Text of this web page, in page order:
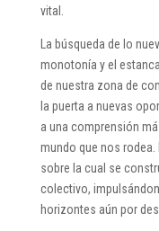
vital.
La búsqueda de lo
monotonía y el
de nuestra zona de
la puerta a nuevas
a una comprensión
mundo que nos
sobre la cual se
colectivo,
horizontes aún por